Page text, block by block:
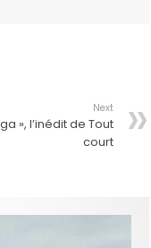
Next
», l’inédit de Tout
court